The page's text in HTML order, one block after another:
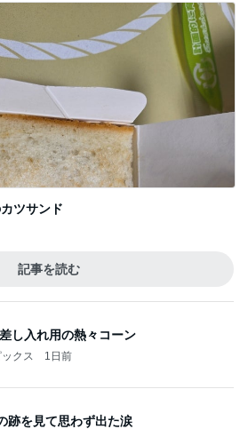
ツサンド
記事を読む
し入れ用の熱々コーン
クス 1日前
跡を見て思わず出た涙